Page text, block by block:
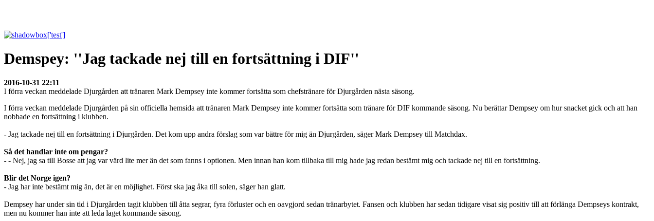
Demspey: ''Jag tackade nej till en fortsättning i DIF''
2016-10-31 22:11
I förra veckan meddelade Djurgården att tränaren Mark Dempsey inte kommer fortsätta som chefstränare för Djurgården nästa säsong.
I förra veckan meddelade Djurgården på sin officiella hemsida att tränaren Mark Dempsey inte kommer fortsätta som tränare för DIF kommande säsong. Nu berättar Dempsey om hur snacket gick och att han
nobbade en fortsättning i klubben.
- Jag tackade nej till en fortsättning i Djurgården. Det kom upp andra förslag som var bättre för mig än Djurgården, säger Mark Dempsey till Matchdax.
Så det handlar inte om pengar?
- - Nej, jag sa till Bosse att jag var värd lite mer än det som fanns i optionen. Men innan han kom tillbaka till mig hade jag redan bestämt mig och tackade nej till en fortsättning.
Blir det Norge igen?
- Jag har inte bestämt mig än, det är en möjlighet. Först ska jag åka till solen, säger han glatt.
Dempsey har under sin tid i Djurgården tagit klubben till åtta segrar, fyra förluster och en oavgjord sedan tränarbytet. Fansen och klubben har sedan tidigare visat sig positiv till att förlänga Dempseys kontrakt,
men nu kommer han inte att leda laget kommande säsong.